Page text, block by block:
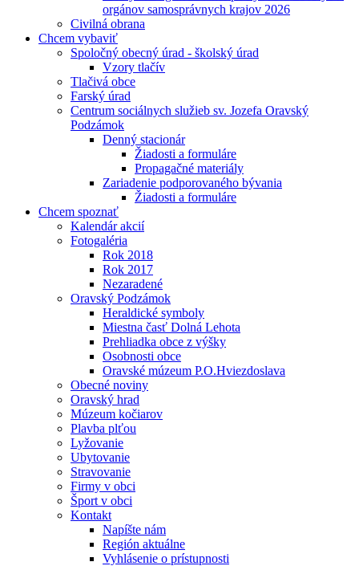
orgánov samosprávnych krajov 2026
Civilná obrana
Chcem vybaviť
Spoločný obecný úrad - školský úrad
Vzory tlačív
Tlačivá obce
Farský úrad
Centrum sociálnych služieb sv. Jozefa Oravský
Podzámok
Denný stacionár
Žiadosti a formuláre
Propagačné materiály
Zariadenie podporovaného bývania
Žiadosti a formuláre
Chcem spoznať
Kalendár akcií
Fotogaléria
Rok 2018
Rok 2017
Nezaradené
Oravský Podzámok
Heraldické symboly
Miestna časť Dolná Lehota
Prehliadka obce z výšky
Osobnosti obce
Oravské múzeum P.O.Hviezdoslava
Obecné noviny
Oravský hrad
Múzeum kočiarov
Plavba plťou
Lyžovanie
Ubytovanie
Stravovanie
Firmy v obci
Šport v obci
Kontakt
Napíšte nám
Región aktuálne
Vyhlásenie o prístupnosti